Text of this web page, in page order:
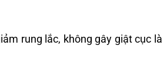
rung lắc, không gây giật cục là